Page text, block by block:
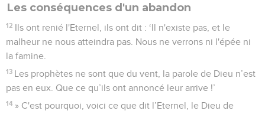
Les conséquences d'un abandon
12 Ils ont renié l'Eternel, ils ont dit : ‘Il n'existe pas, et le
malheur ne nous atteindra pas. Nous ne verrons ni l'épée ni
la famine.
13 Les prophètes ne sont que du vent, la parole de Dieu n’est
pas en eux. Que ce qu’ils ont annoncé leur arrive !’
14 » C'est pourquoi, voici ce que dit l’Eternel, le Dieu de